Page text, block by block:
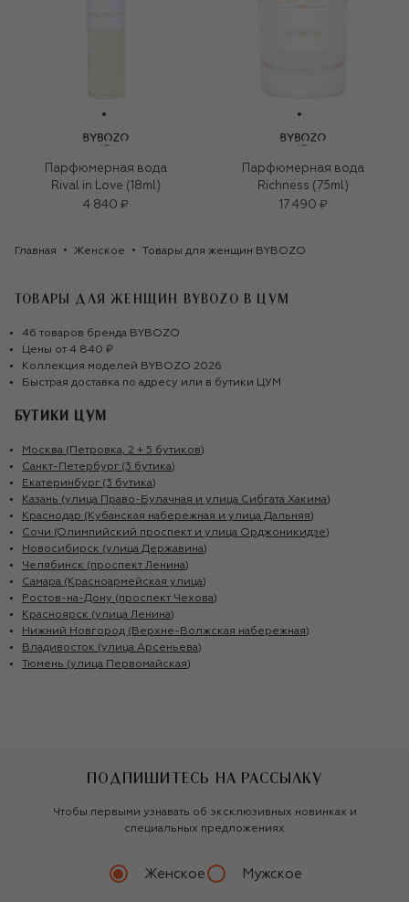
Парфюмерная вода
Rival in Love (18ml)
4 840 ₽
Парфюмерная вода
Richness (75ml)
17 490 ₽
Главная Женское Товары для женщин BYBOZO
ТОВАРЫ ДЛЯ ЖЕНЩИН BYBOZO В ЦУМ
46 товаров бренда BYBOZO
Цены от 4 840 ₽
Коллекция моделей BYBOZO 2026
Быстрая доставка по адресу или в бутики ЦУМ
БУТИКИ ЦУМ
Москва (Петровка, 2 + 5 бутиков)
Санкт-Петербург (3 бутика)
Екатеринбург (3 бутика)
Казань (улица Право-Булачная и улица Сибгата Хакима)
Краснодар (Кубанская набережная и улица Дальняя)
Сочи (Олимпийский проспект и улица Орджоникидзе)
Новосибирск (улица Державина)
Челябинск (проспект Ленина)
Самара (Красноармейская улица)
Ростов-на-Дону (проспект Чехова)
Красноярск (улица Ленина)
Нижний Новгород (Верхне-Волжская набережная)
Владивосток (улица Арсеньева)
Тюмень (улица Первомайская)
ПОДПИШИТЕСЬ НА РАССЫЛКУ
Чтобы первыми узнавать об эксклюзивных новинках и
специальных предложениях
Женское Мужское